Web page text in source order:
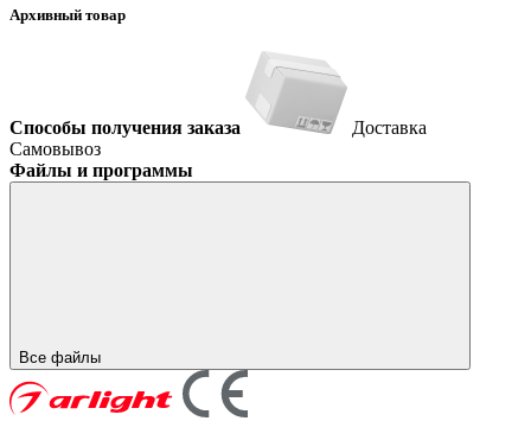
Архивный товар
Способы получения заказа
Доставка
Самовывоз
Файлы и программы
Все файлы